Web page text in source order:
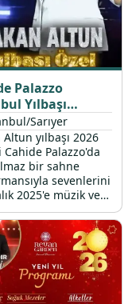
Palazzo
Yılbaşı
2026
Sarıyer
Altun yılbaşı 2026
Cahide Palazzo'da
bir sahne
sevenlerini
2025'e müzik ve
dolu bir vedaya